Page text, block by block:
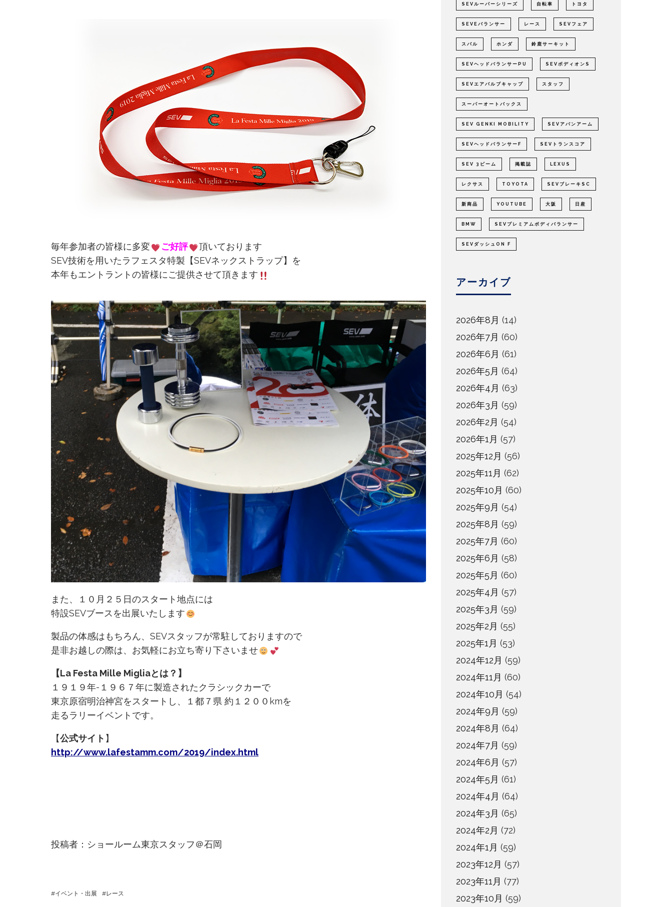
毎年参加者の皆様に多変 ご好評
頂いております
SEV技術を用いたラフェスタ特製【SEVネックストラップ】を
本年もエントラントの皆様にご提供させて頂きます
また、１０月２５日のスタート地点には
特設SEVブースを出展いたします
製品の体感はもちろん、SEVスタッフが常駐しておりますので
是非お越しの際は、お気軽にお立ち寄り下さいませ
【La Festa Mille Migliaとは？】
１９１９年-１９６７年に製造されたクラシックカーで
東京原宿明治神宮をスタートし、１都７県 約１２００kmを
走るラリーイベントです。
【公式サイト 】
http://www.lafestamm.com/2019/index.html
投稿者：ショールーム東京スタッフ＠石岡
イベント・出展 レース
SEVルーパーシリーズ 自転車 トヨタ
SEVEバランサー レース SEVフェア
スバル ホンダ 鈴鹿サーキット
SEVヘッドバランサーPU SEVボディオンS
SEVエアバルブキャップ スタッフ
スーパーオートバックス
SEV GENKI MOBILITY SEVアバンアーム
SEVヘッドバランサーF SEVトランスコア
SEV 3ビーム 掲載誌 LEXUS
レクサス TOYOTA SEVブレーキSC
新商品 YOUTUBE 大阪 日産
BMW SEVプレミアムボディバランサー
SEVダッシュON F
アーカイブ
2026年8月 (14)
2026年7月 (60)
2026年6月 (61)
2026年5月 (64)
2026年4月 (63)
2026年3月 (59)
2026年2月 (54)
2026年1月 (57)
2025年12月 (56)
2025年11月 (62)
2025年10月 (60)
2025年9月 (54)
2025年8月 (59)
2025年7月 (60)
2025年6月 (58)
2025年5月 (60)
2025年4月 (57)
2025年3月 (59)
2025年2月 (55)
2025年1月 (53)
2024年12月 (59)
2024年11月 (60)
2024年10月 (54)
2024年9月 (59)
2024年8月 (64)
2024年7月 (59)
2024年6月 (57)
2024年5月 (61)
2024年4月 (64)
2024年3月 (65)
2024年2月 (72)
2024年1月 (59)
2023年12月 (57)
2023年11月 (77)
2023年10月 (59)